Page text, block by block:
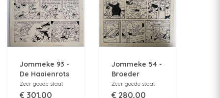
Jommeke 93 -
De Haaienrots
- Originele
pagina 17 -
Zeer goede staat
€ 301,00
Jommeke 54 -
Broeder
Anatolius -
Originele
Zeer goede staat
€ 280,00